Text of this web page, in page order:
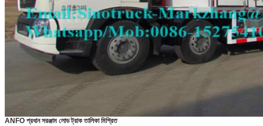
ANFO প্রধান সরঞ্জাম লোড ট্রাক তালিকা মিশ্রিত